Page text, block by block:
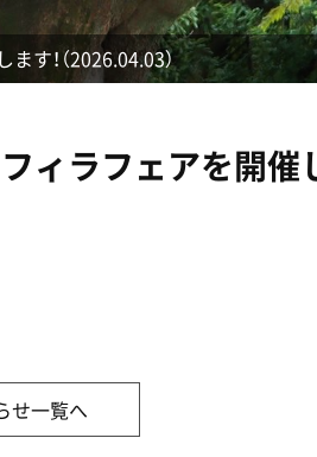
す！（2026.04.03）
ラフェアを開催し
せ一覧へ